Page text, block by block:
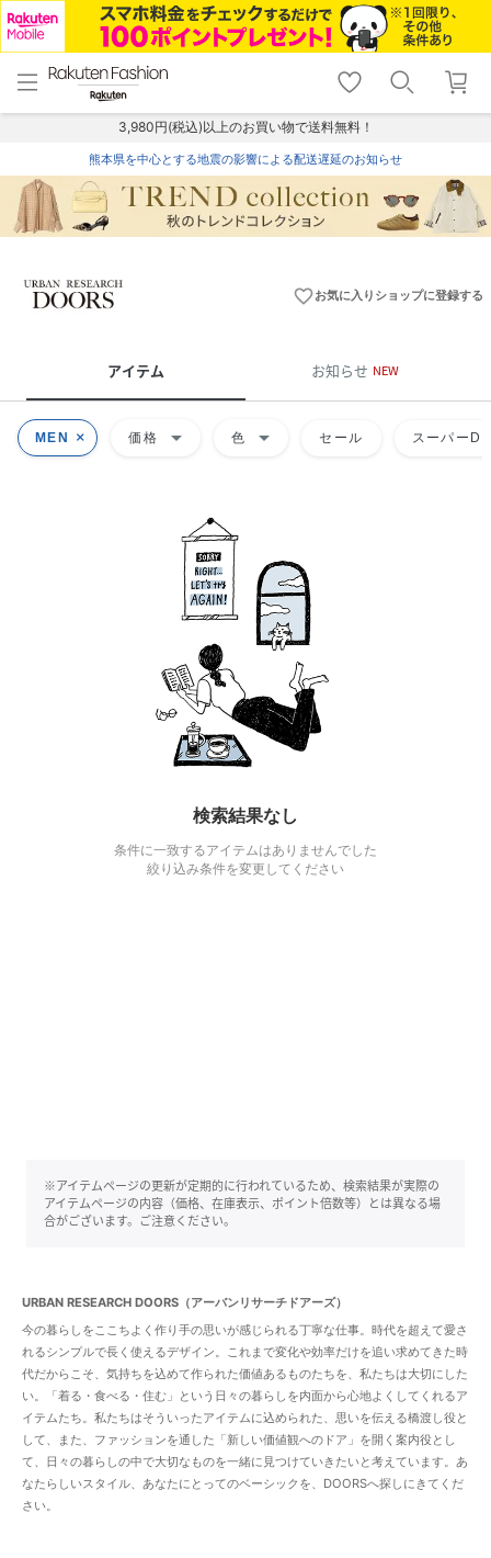
menu home
トップ
shopping_cart lock_outline
ログイン
3,980円(税込)以上のお買い物で送料無料！
熊本県を中心とする地震の影響による配送遅延のお知らせ
favorite_borderお気に入りショップに登録する
アイテム お知らせ NEW
MEN 価格 arrow_drop_down 色 arrow_drop_down セール スーパー
検索結果なし
条件に一致するアイテムはありませんでした
絞り込み条件を変更してください
※アイテムページの更新が定期的に行われているため、検索結果が実際の
アイテムページの内容（価格、在庫表示、ポイント倍数等）とは異なる場
合がございます。ご注意ください。
URBAN RESEARCH DOORS（アーバンリサーチドアーズ）
今の暮らしをここちよく作り手の思いが感じられる丁寧な仕事。時代を超えて愛さ
れるシンプルで長く使えるデザイン。これまで変化や効率だけを追い求めてきた時
代だからこそ、気持ちを込めて作られた価値あるものたちを、私たちは大切にした
い。「着る・食べる・住む」という日々の暮らしを内面から心地よくしてくれるア
イテムたち。私たちはそういったアイテムに込められた、思いを伝える橋渡し役と
して、また、ファッションを通した「新しい価値観へのドア」を開く案内役とし
て、日々の暮らしの中で大切なものを一緒に見つけていきたいと考えています。あ
なたらしいスタイル、あなたにとってのベーシックを、DOORSへ探しにきてくだ
さい。